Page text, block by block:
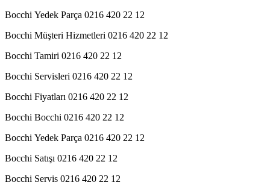
Bocchi Yedek Parça 0216 420 22 12
Bocchi Müşteri Hizmetleri 0216 420 22 12
Bocchi Tamiri 0216 420 22 12
Bocchi Servisleri 0216 420 22 12
Bocchi Fiyatları 0216 420 22 12
Bocchi Bocchi 0216 420 22 12
Bocchi Yedek Parça 0216 420 22 12
Bocchi Satışı 0216 420 22 12
Bocchi Servis 0216 420 22 12